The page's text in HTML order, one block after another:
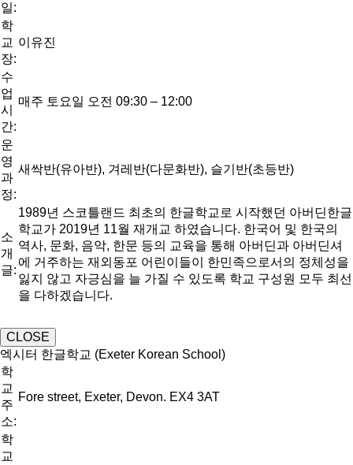
일:
학
교
장:
이유진
수
업
시
간:
매주 토요일 오전 09:30 – 12:00
운
영
과
정:
새싹반(유아반), 겨레반(다문화반), 슬기반(초등반)
소
개
글:
1989년 스코틀랜드 최초의 한글학교로 시작했던 아버딘한글
학교가 2019년 11월 재개교 하였습니다. 한국어 및 한국의
역사, 문화, 음악, 한문 등의 교육을 통해 아버딘과 아버딘셔
에 거주하는 재외동포 어린이들이 한민족으로서의 정체성을
잃지 않고 자긍심을 늘 가질 수 있도록 학교 구성원 모두 최선
을 다하겠습니다.
CLOSE
엑시터 한글학교 (Exeter Korean School)
학
교
주
소:
Fore street, Exeter, Devon. EX4 3AT
학
교